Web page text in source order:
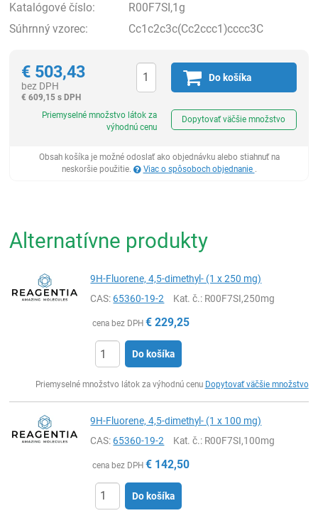
Katalógové číslo:
R00F7SI,1g
Súhrnný vzorec:
Cc1c2c3c(Cc2ccc1)cccc3C
€ 503,43
bez DPH
€ 609,15 s DPH
Do košíka
Priemyselné množstvo látok za
výhodnú cenu
Dopytovať väčšie množstvo
Obsah košíka je možné odoslať ako objednávku alebo stiahnuť na
neskoršie použitie.
Viac o spôsoboch objednanie .
Alternatívne produkty
9H-Fluorene, 4,5-dimethyl- (1 x 250 mg)
CAS:65360-19-2 Kat. č.: R00F7SI,250mg
cena bez DPH € 229,25
Do košíka
Priemyselné množstvo látok za výhodnú cenu Dopytovať väčšie množstvo
9H-Fluorene, 4,5-dimethyl- (1 x 100 mg)
CAS:65360-19-2 Kat. č.: R00F7SI,100mg
cena bez DPH € 142,50
Do košíka